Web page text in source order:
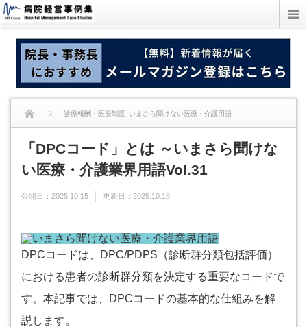
診療報酬・医療制度 いまさら聞けない医療・介護用語
「DPCコード」とは ～いまさら聞けない医療・介護業界用語Vol.31
「DPCコード」とは ～いまさら聞けな
い医療・介護業界用語Vol.31
公開日： 2025.10.15 更新日： 2025.10.16
DPCコードは、DPC/PDPS（診断群分類包括評価）
における患者の診断群分類を決定する重要なコードで
す。本記事では、DPCコードの基本的な仕組みを解
説します。